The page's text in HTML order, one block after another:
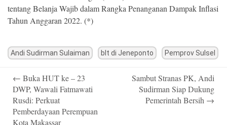
tentang Belanja Wajib dalam Rangka Penanganan Dampak Inflasi
Tahun Anggaran 2022. (*)
Andi Sudirman Sulaiman blt di Jeneponto Pemprov Sulsel
navigation
← Buka HUT ke – 23
DWP, Wawali Fatmawati
Rusdi: Perkuat
Pemberdayaan Perempuan
Kota Makassar
Sambut Stranas PK, Andi
Sudirman Siap Dukung
Pemerintah Bersih →